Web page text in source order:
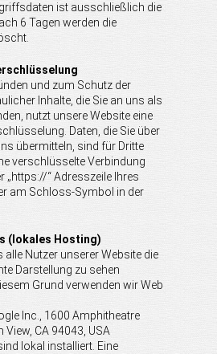
ist ausschließlich die
6 Tagen werden die
und zum Schutz der
Inhalte, die Sie an uns als
nutzt unsere Website eine
Daten, die Sie über
übermitteln, sind für Dritte
verschlüsselte Verbindung
„https://“ Adresszeile Ihres
am Schloss-Symbol in der
(lokales Hosting)
Nutzer unserer Website die
Darstellung zu sehen
Grund verwenden wir Web
Inc., 1600 Amphitheatre
CA 94043, USA
lokal installiert. Eine